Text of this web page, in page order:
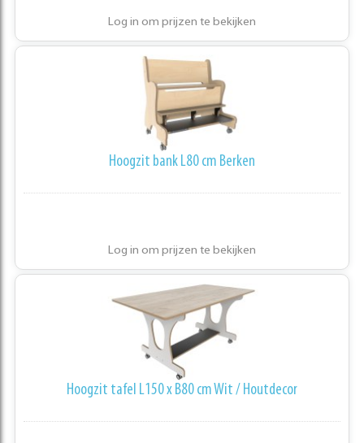
Log in om prijzen te bekijken
Hoogzit bank L80 cm Berken
Log in om prijzen te bekijken
Hoogzit tafel L150 x B80 cm Wit / Houtdecor